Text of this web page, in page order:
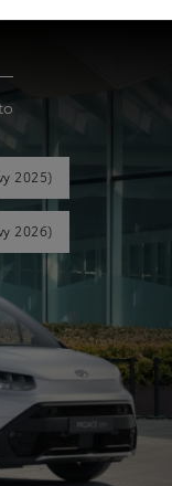
2025)
2026)